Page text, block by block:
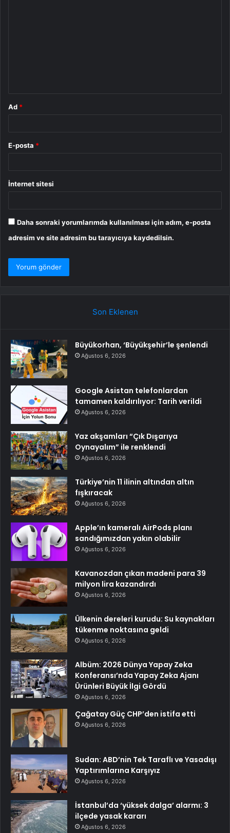
Ad *
E-posta *
İnternet sitesi
Daha sonraki yorumlarımda kullanılması için adım, e-posta
adresim ve site adresim bu tarayıcıya kaydedilsin.
Son Eklenen
Büyükorhan, ‘Büyükşehir’le şenlendi
Ağustos 6, 2026
Google Asistan telefonlardan
tamamen kaldırılıyor: Tarih verildi
Ağustos 6, 2026
Yaz akşamları “Çık Dışarıya
Oynayalım” ile renklendi
Ağustos 6, 2026
Türkiye’nin 11 ilinin altından altın
fışkıracak
Ağustos 6, 2026
Apple’ın kameralı AirPods planı
sandığımızdan yakın olabilir
Ağustos 6, 2026
Kavanozdan çıkan madeni para 39
milyon lira kazandırdı
Ağustos 6, 2026
Ülkenin dereleri kurudu: Su kaynakları
tükenme noktasına geldi
Ağustos 6, 2026
Albüm: 2026 Dünya Yapay Zeka
Konferansı’nda Yapay Zeka Ajanı
Ürünleri Büyük İlgi Gördü
Ağustos 6, 2026
Çağatay Güç CHP’den istifa etti
Ağustos 6, 2026
Sudan: ABD’nin Tek Taraflı ve Yasadışı
Yaptırımlarına Karşıyız
Ağustos 6, 2026
İstanbul’da ‘yüksek dalga’ alarmı: 3
ilçede yasak kararı
Ağustos 6, 2026